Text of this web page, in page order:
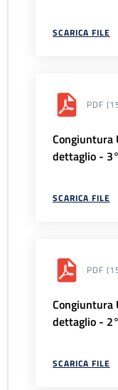
SCARICA FILE
PDF
Congiuntura
dettaglio -
SCARICA FILE
PDF
Congiuntura
dettaglio -
SCARICA FILE